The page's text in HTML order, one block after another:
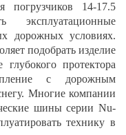
погрузчиков 14-17.5
эксплуатационные
дорожных условиях.
подобрать изделие
протектора
с дорожным
Многие компании
шины серии Nu-
технику в